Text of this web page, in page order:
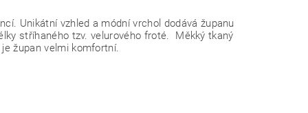
Unikátní vzhled a módní vrchol dodává županu
stříhaného tzv. velurového froté. Měkký tkaný
župan velmi komfortní.